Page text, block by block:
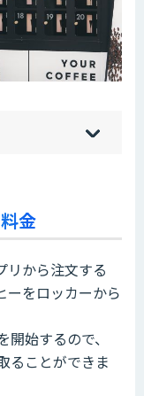
hi
]
sh
]
金
リから注文する
ーをロッカーから
始するので、
ることができま